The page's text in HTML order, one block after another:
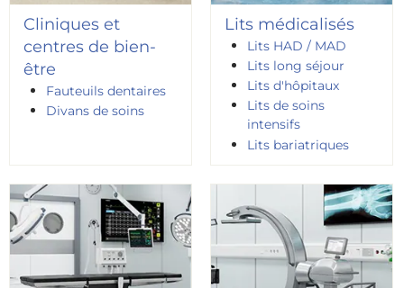
Cliniques et
centres de bien-
être
Fauteuils dentaires
Divans de soins
Lits médicalisés
Lits HAD / MAD
Lits long séjour
Lits d'hôpitaux
Lits de soins
intensifs
Lits bariatriques